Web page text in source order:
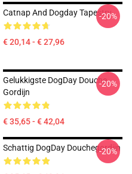
Catnap And Dogday Tapestry
€ 20,14 - € 27,96
-20%
Gelukkigste DogDay Douche
Gordijn
€ 35,65 - € 42,04
-20%
Schattig DogDay Douchegordijn
-20%